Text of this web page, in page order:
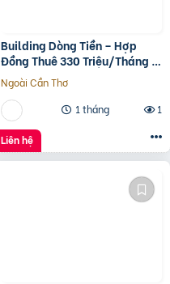
Building Dòng Tiền – Hợp
Đồng Thuê 330 Triệu/Tháng –
Quận 5, Tp.hcm -139Ty
Ngoài Cần Thơ
1 tháng
1
Liên hệ